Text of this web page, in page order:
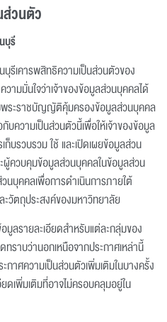
ส่วนตัว
บุรี
บุรีเคารพสิทธิความเป็นส่วนตัวของ
วามมั่นใจว่าเจ้าของข้อมูลส่วนบุคคลได้
ระราชบัญญัติคุ้มครองข้อมูลส่วนบุคคล
บความเป็นส่วนตัวนี้เพื่อให้เจ้าของข้อมูล
ก็บรวบรวม ใช้ และเปิดเผยข้อมูลส่วน
ผู้ควบคุมข้อมูลส่วนบุคคลในข้อมูลส่วน
นบุคคลเพื่อการดำเนินการภายใต้
วัตถุประสงค์ของมหาวิทยาลัย
มูลรายละเอียดสำหรับแต่ละกลุ่มของ
ราบว่านอกเหนือจากประกาศเหล่านี้
าศความเป็นส่วนตัวเพิ่มเติมในบางครั้ง
ดเพิ่มเติมที่อาจไม่ครอบคลุมอยู่ใน